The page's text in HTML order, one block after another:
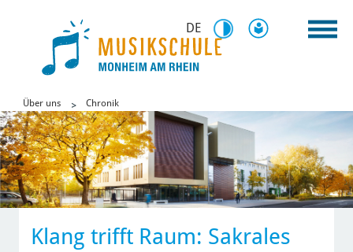
DE
Über uns Chronik
Klang trifft Raum: Sakrales